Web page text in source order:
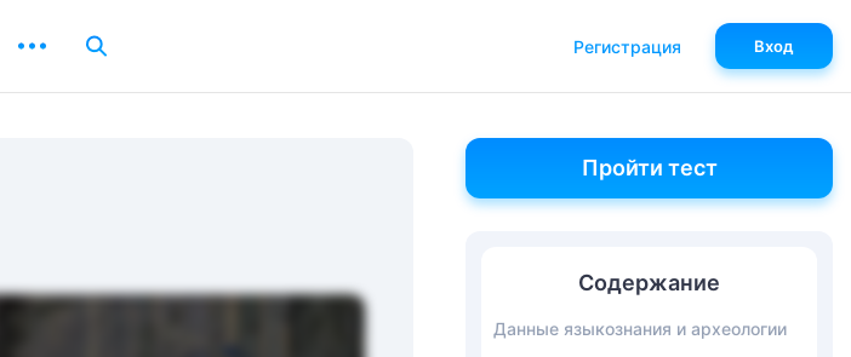
Пройти тест
Содержание
Данные языкознания и археологии
Регистрация Вход